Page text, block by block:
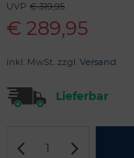
UVP € 319,95
€ 289,95
inkl. MwSt. zzgl. Versand
Lieferbar